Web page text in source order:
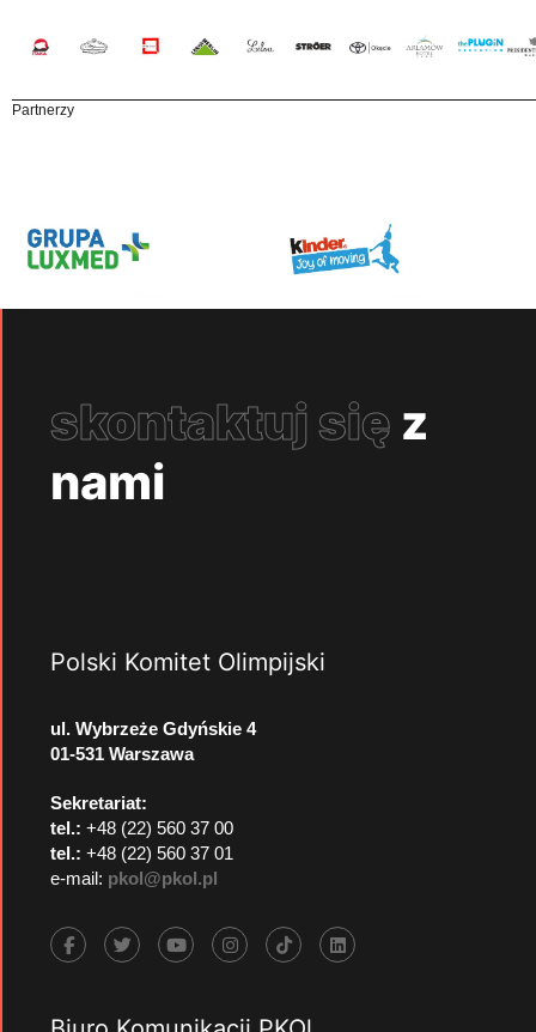
Partnerzy
skontaktuj się z
nami
Polski Komitet Olimpijski
ul. Wybrzeże Gdyńskie 4
01-531 Warszawa
Sekretariat:
tel.: +48 (22) 560 37 00
tel.: +48 (22) 560 37 01
e-mail: pkol@pkol.pl